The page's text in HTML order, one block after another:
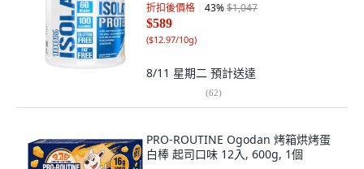
折扣後價格 43%$1,047
$589
($12.97/10g)
8/11 星期二 預計送達
(62)
PRO-ROUTINE Ogodan 烤箱烘烤蛋
白棒 起司口味 12入, 600g, 1個